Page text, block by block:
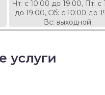
Чт: с 10:00 до 19:00, Пт: с
до 19:00, Сб: с 10:00 до
Вс: выходной
услуги